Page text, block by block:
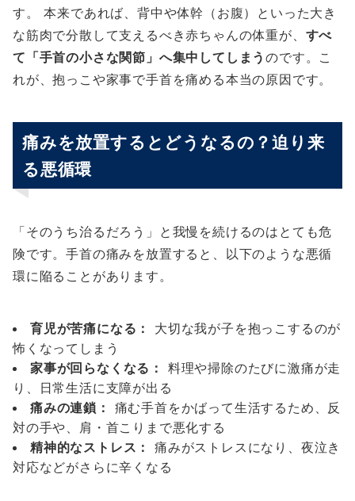
す。 本来であれば、背中や体幹（お腹）といった大き
な筋肉で分散して支えるべき赤ちゃんの体重が、 すべ
て「手首の小さな関節」へ集中してしまうのです。こ
れが、抱っこや家事で手首を痛める本当の原因です。
痛みを放置するとどうなるの？迫り来
る悪循環
「そのうち治るだろう」と我慢を続けるのはとても危
険です。手首の痛みを放置すると、以下のような悪循
環に陥ることがあります。
育児が苦痛になる：
大切な我が子を抱っこするのが
怖くなってしまう
家事が回らなくなる：
料理や掃除のたびに激痛が走
り、日常生活に支障が出る
痛みの連鎖：
痛む手首をかばって生活するため、反
対の手や、肩・首こりまで悪化する
精神的なストレス：
痛みがストレスになり、夜泣き
対応などがさらに辛くなる